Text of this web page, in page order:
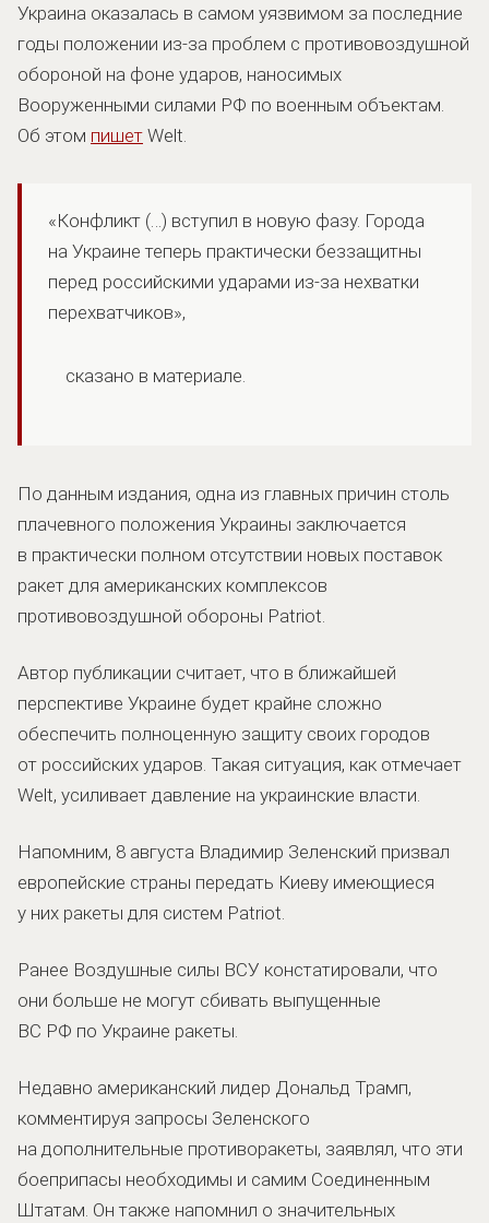
Украина оказалась в самом уязвимом за последние
годы положении из-за проблем с противовоздушной
обороной на фоне ударов, наносимых
Вооруженными силами РФ по военным объектам.
Об этом пишет Welt.
«Конфликт (…) вступил в новую фазу. Города
на Украине теперь практически беззащитны
перед российскими ударами из-за нехватки
перехватчиков»,
сказано в материале.
По данным издания, одна из главных причин столь
плачевного положения Украины заключается
в практически полном отсутствии новых поставок
ракет для американских комплексов
противовоздушной обороны Patriot.
Автор публикации считает, что в ближайшей
перспективе Украине будет крайне сложно
обеспечить полноценную защиту своих городов
от российских ударов. Такая ситуация, как отмечает
Welt, усиливает давление на украинские власти.
Напомним, 8 августа Владимир Зеленский призвал
европейские страны передать Киеву имеющиеся
у них ракеты для систем Patriot.
Ранее Воздушные силы ВСУ констатировали, что
они больше не могут сбивать выпущенные
ВС РФ по Украине ракеты.
Недавно американский лидер Дональд Трамп,
комментируя запросы Зеленского
на дополнительные противоракеты, заявлял, что эти
боеприпасы необходимы и самим Соединенным
Штатам. Он также напомнил о значительных